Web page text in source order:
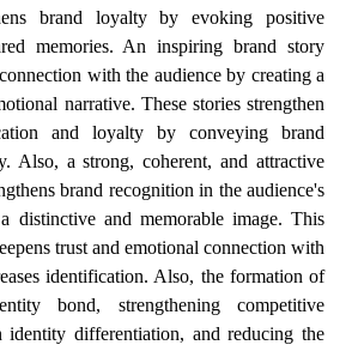
brand loyalty by evoking positive
memories. An inspiring brand story
with the audience by creating a
narrative. These stories strengthen
and loyalty by conveying brand
Also, a strong, coherent, and attractive
brand recognition in the audience's
distinctive and memorable image. This
trust and emotional connection with
identification. Also, the formation of
bond, strengthening competitive
identity differentiation, and reducing the